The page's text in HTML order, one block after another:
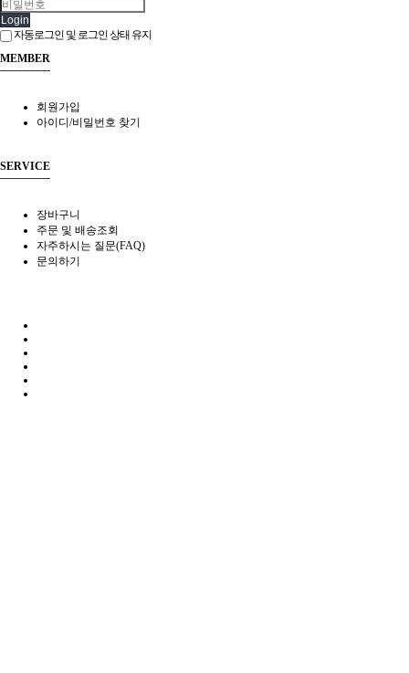
Login
자동로그인 및 로그인 상태 유지
MEMBER
회원가입
아이디/비밀번호 찾기
SERVICE
장바구니
주문 및 배송조회
자주하시는 질문(FAQ)
문의하기